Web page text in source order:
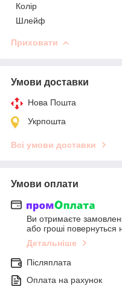
Колір
Шлейф
Приховати
Умови доставки
Нова Пошта
Укрпошта
Всі умови доставки
Умови оплати
Ви отримаєте
або гроші повернуться
Детальніше
Післяплата
Оплата на рахунок